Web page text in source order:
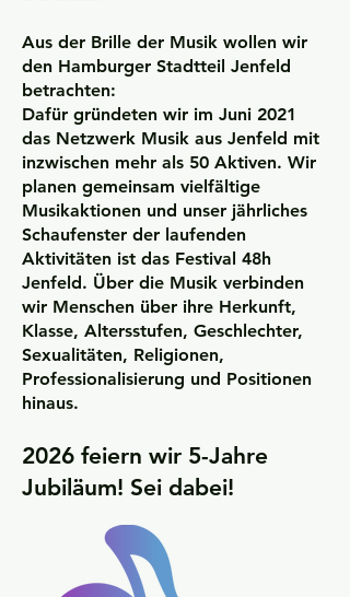
Aus der Brille der Musik wollen wir
den Hamburger Stadtteil Jenfeld
betrachten:
Dafür gründeten wir im Juni 2021
das Netzwerk Musik aus Jenfeld mit
inzwischen mehr als 50 Aktiven. Wir
planen gemeinsam vielfältige
Musikaktionen und unser jährliches
Schaufenster der laufenden
Aktivitäten ist das Festival 48h
Jenfeld. Über die Musik verbinden
wir Menschen über ihre Herkunft,
Klasse, Altersstufen, Geschlechter,
Sexualitäten, Religionen,
Professionalisierung und Positionen
hinaus.
2026 feiern wir 5-Jahre
Jubiläum! Sei dabei!